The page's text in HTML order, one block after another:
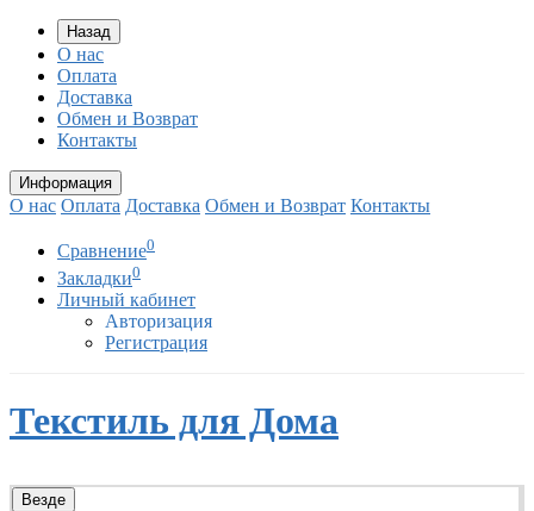
Назад
О нас
Оплата
Доставка
Обмен и Возврат
Контакты
Информация
О нас Оплата Доставка Обмен и Возврат Контакты
Сравнение0
Закладки0
Личный кабинет
Авторизация
Регистрация
Текстиль для Дома
Везде